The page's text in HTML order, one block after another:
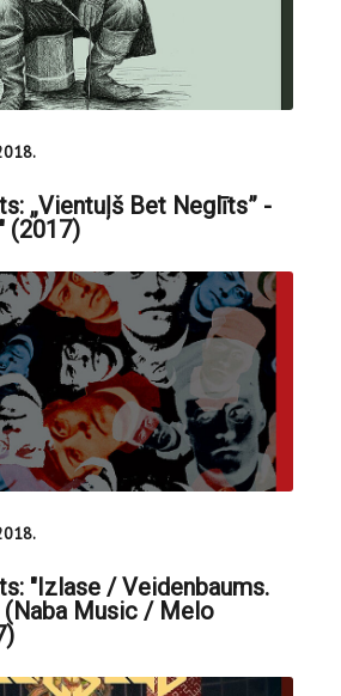
„Vientuļš Bet Neglīts” -
(2017)
"Izlase / Veidenbaums.
(Naba Music / Melo